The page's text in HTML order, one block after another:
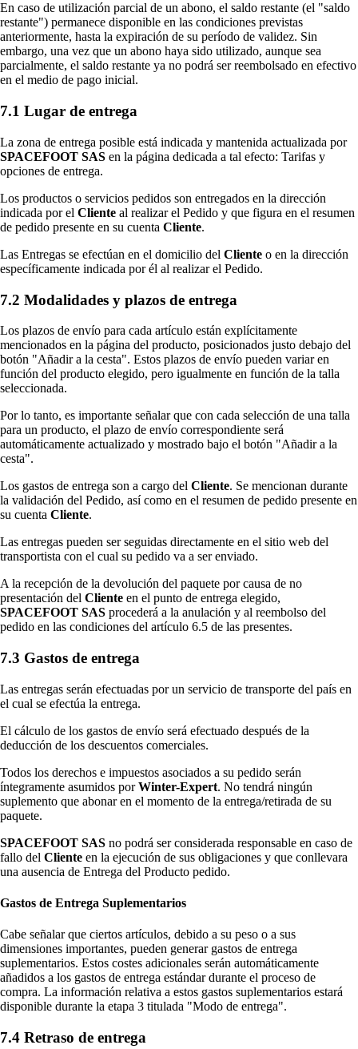
En caso de utilización parcial de un abono, el saldo restante (el "saldo
restante") permanece disponible en las condiciones previstas
anteriormente, hasta la expiración de su período de validez. Sin
embargo, una vez que un abono haya sido utilizado, aunque sea
parcialmente, el saldo restante ya no podrá ser reembolsado en efectivo
en el medio de pago inicial.
7.1 Lugar de entrega
La zona de entrega posible está indicada y mantenida actualizada por
SPACEFOOT SAS en la página dedicada a tal efecto: Tarifas y
opciones de entrega.
Los productos o servicios pedidos son entregados en la dirección
indicada por el Cliente al realizar el Pedido y que figura en el resumen
de pedido presente en su cuenta Cliente.
Las Entregas se efectúan en el domicilio del Cliente o en la dirección
específicamente indicada por él al realizar el Pedido.
7.2 Modalidades y plazos de entrega
Los plazos de envío para cada artículo están explícitamente
mencionados en la página del producto, posicionados justo debajo del
botón "Añadir a la cesta". Estos plazos de envío pueden variar en
función del producto elegido, pero igualmente en función de la talla
seleccionada.
Por lo tanto, es importante señalar que con cada selección de una talla
para un producto, el plazo de envío correspondiente será
automáticamente actualizado y mostrado bajo el botón "Añadir a la
cesta".
Los gastos de entrega son a cargo del Cliente. Se mencionan durante
la validación del Pedido, así como en el resumen de pedido presente en
su cuenta Cliente.
Las entregas pueden ser seguidas directamente en el sitio web del
transportista con el cual su pedido va a ser enviado.
A la recepción de la devolución del paquete por causa de no
presentación del Cliente en el punto de entrega elegido,
SPACEFOOT SAS procederá a la anulación y al reembolso del
pedido en las condiciones del artículo 6.5 de las presentes.
7.3 Gastos de entrega
Las entregas serán efectuadas por un servicio de transporte del país en
el cual se efectúa la entrega.
El cálculo de los gastos de envío será efectuado después de la
deducción de los descuentos comerciales.
Todos los derechos e impuestos asociados a su pedido serán
íntegramente asumidos porWinter-Expert. No tendrá ningún
suplemento que abonar en el momento de la entrega/retirada de su
paquete.
SPACEFOOT SAS no podrá ser considerada responsable en caso de
fallo del Cliente en la ejecución de sus obligaciones y que conllevara
una ausencia de Entrega del Producto pedido.
Gastos de Entrega Suplementarios
Cabe señalar que ciertos artículos, debido a su peso o a sus
dimensiones importantes, pueden generar gastos de entrega
suplementarios. Estos costes adicionales serán automáticamente
añadidos a los gastos de entrega estándar durante el proceso de
compra. La información relativa a estos gastos suplementarios estará
disponible durante la etapa 3 titulada "Modo de entrega".
7.4 Retraso de entrega